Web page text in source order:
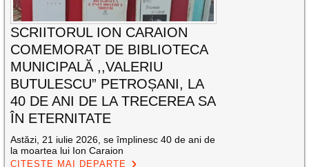
SCRIITORUL ION CARAION
COMEMORAT DE BIBLIOTECA
MUNICIPALĂ ,,VALERIU
BUTULESCU” PETROȘANI, LA
40 DE ANI DE LA TRECEREA SA
ÎN ETERNITATE
Astăzi, 21 iulie 2026, se împlinesc 40 de ani de
la moartea lui Ion Caraion
CITEȘTE MAI DEPARTE